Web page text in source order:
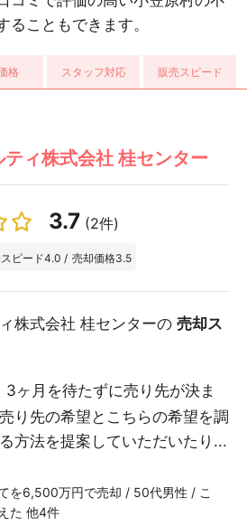
ることもできます。
格 スタッフ対応 販売スピード
ィ株式会社 桂センター
3.7 (2件)
ピード4.0 / 売却価格3.5
株式会社 桂センターの 売却ス
3ヶ月を待たずに売り先が決ま
り先の希望とこちらの希望を調
方法を提案していただいたり...
を6,500万円で売却 / 50代男性 / こ
た 他4件